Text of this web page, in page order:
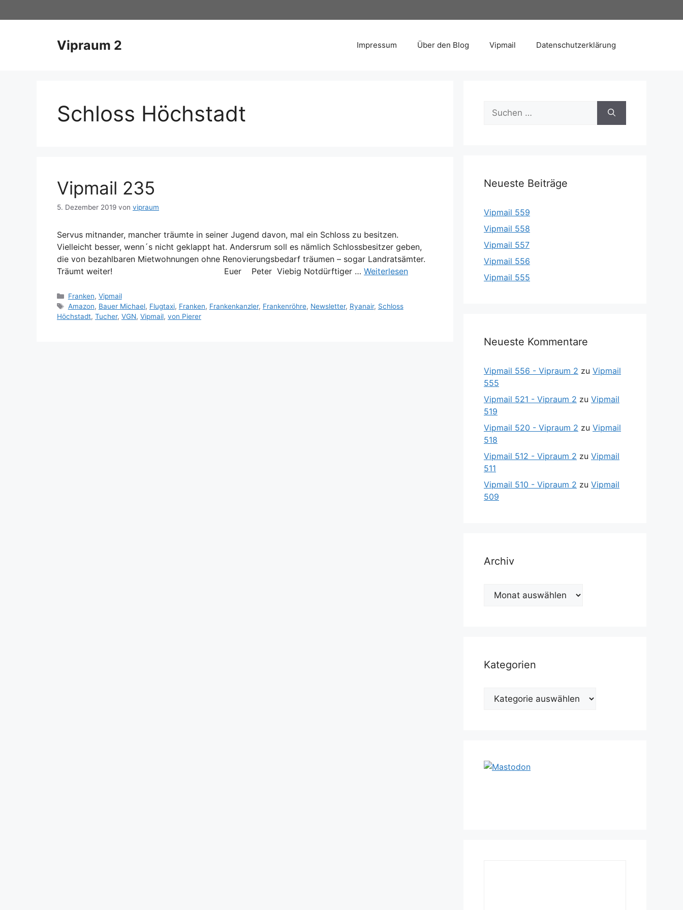
Inhalt
Vipraum 2 Impressum Über den Blog Vipmail Datenschutzerklärung
Schloss Höchstadt
Vipmail 235
5. Dezember 2019 von vipraum
Servus mitnander, mancher träumte in seiner Jugend davon, mal ein Schloss zu besitzen.
Vielleicht besser, wenn´s nicht geklappt hat. Andersrum soll es nämlich Schlossbesitzer geben,
die von bezahlbaren Mietwohnungen ohne Renovierungsbedarf träumen – sogar Landratsämter.
Träumt weiter! Euer Peter Viebig Notdürftiger … Weiterlesen
Kategorien
Franken, Vipmail
Schlagwörter
Amazon, Bauer Michael, Flugtaxi, Franken, Frankenkanzler, Frankenröhre, Newsletter, Ryanair, Schloss
Höchstadt, Tucher, VGN, Vipmail, von Pierer
Suche
nach:
Neueste Beiträge
Vipmail 559
Vipmail 558
Vipmail 557
Vipmail 556
Vipmail 555
Neueste Kommentare
Vipmail 556 - Vipraum 2 zu Vipmail
555
Vipmail 521 - Vipraum 2 zu Vipmail
519
Vipmail 520 - Vipraum 2 zu Vipmail
518
Vipmail 512 - Vipraum 2 zu Vipmail
511
Vipmail 510 - Vipraum 2 zu Vipmail
509
Archiv
Archiv
Kategorien
Kategorien